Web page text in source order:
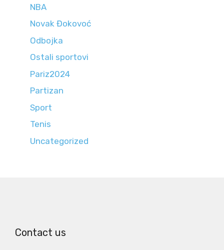
NBA
Novak Đokovoć
Odbojka
Ostali sportovi
Pariz2024
Partizan
Sport
Tenis
Uncategorized
Contact us